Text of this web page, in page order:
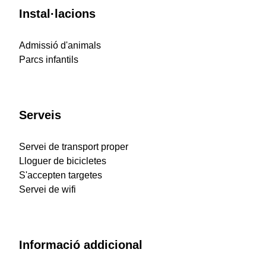
Instal·lacions
Admissió d'animals
Parcs infantils
Serveis
Servei de transport proper
Lloguer de bicicletes
S'accepten targetes
Servei de wifi
Informació addicional